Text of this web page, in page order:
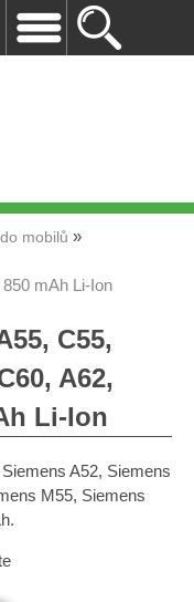
mobilů
mAh Li-Ion
C55,
A62,
Li-Ion
A52, Siemens
M55, Siemens